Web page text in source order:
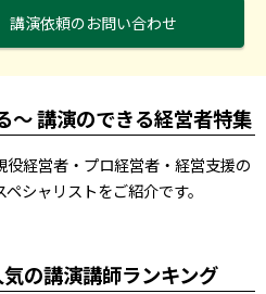
講演依頼のお問い合わせ
～ 講演のできる経営者特集
役経営者・プロ経営者・経営支援の
ペシャリストをご紹介です。
の講演講師ランキング